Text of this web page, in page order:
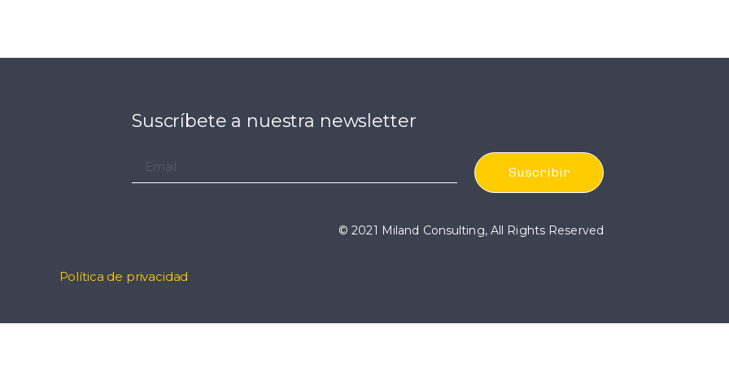
Suscríbete a nuestra newsletter
© 2021 Miland Consulting, All Rights Reserved
Política de privacidad